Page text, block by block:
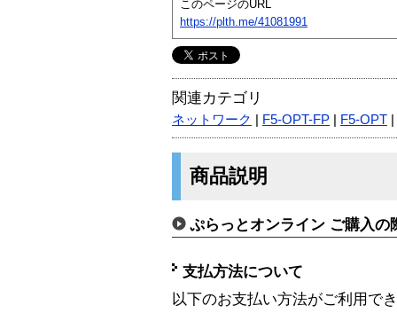
このページのURL
https://plth.me/41081991
関連カテゴリ
ネットワーク F5-OPT-FP F5-OPT
商品説明
ぷらっとオンライン ご購入の
支払方法について
以下のお支払い方法がご利用で